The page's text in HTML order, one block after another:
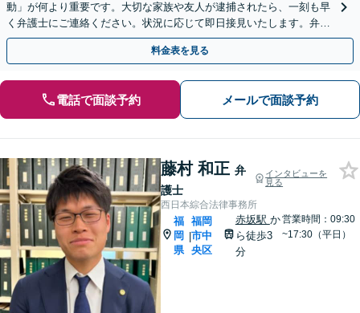
動」が何より重要です。大切な家族や友人が逮捕されたら、一刻も早
く弁護士にご連絡ください。状況に応じて即日接見いたします。弁護
士として、あなたの大切な家族を護ります。【電話相談可】
料金表を見る
電話で面談予約 メールで面談予約
藤村 和正 弁
護士
インタビューを
見る
西日本綜合法律事務所
福
岡
県
|
福岡
市中
央区
赤坂駅 か
ら徒歩3
分
営業時間：09:30
~17:30（平日）